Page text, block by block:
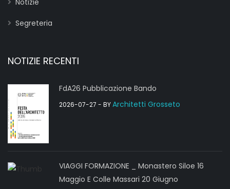
Notizie
Segreteria
NOTIZIE RECENTI
FdA26 Pubblicazione Bando
2026-07-27 - BYArchitetti Grosseto
VIAGGI FORMAZIONE _ Monastero Siloe 16
Maggio E Colle Massari 20 Giugno